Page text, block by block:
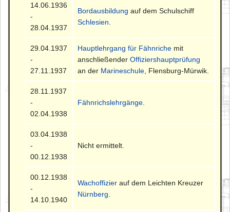
14.06.1936
-
28.04.1937
Bordausbildung auf dem Schulschiff
Schlesien
29.04.1937
-
27.11.1937
Hauptlehrgang für Fähnriche mit
anschließenderOffiziershauptprüfung
an der Marineschule , Flensburg-Mürwik.
28.11.1937
-
02.04.1938
Fähnrichslehrgänge
03.04.1938
-
00.12.1938
Nicht ermittelt.
00.12.1938
-
14.10.1940
Wachoffizier auf dem Leichten Kreuzer
Nürnberg